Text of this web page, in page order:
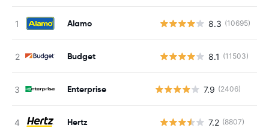
Alamo 8.3 (10695)
Budget 8.1 (11503)
Enterprise 7.9 (2406)
Hertz 7.2 (8807)